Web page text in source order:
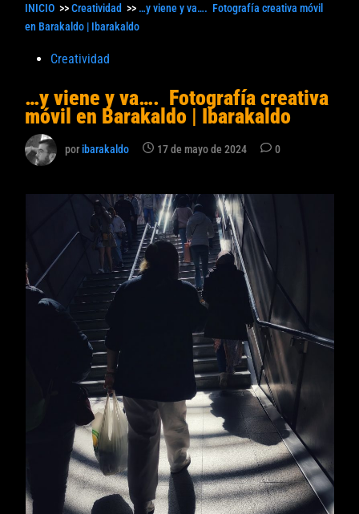
INICIO >>Creatividad >> …y viene y va…. Fotografía creativa móvil
en Barakaldo | Ibarakaldo
Publicado
Creatividad
…y viene y va…. Fotografía creativa
móvil en Barakaldo | Ibarakaldo
poribarakaldo 17 de mayo de 2024 0